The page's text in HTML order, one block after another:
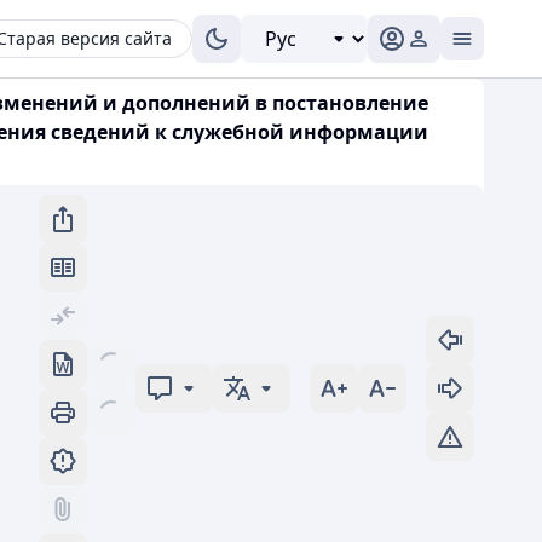
версия сайта
и дополнений в постановление
сведений к служебной информации